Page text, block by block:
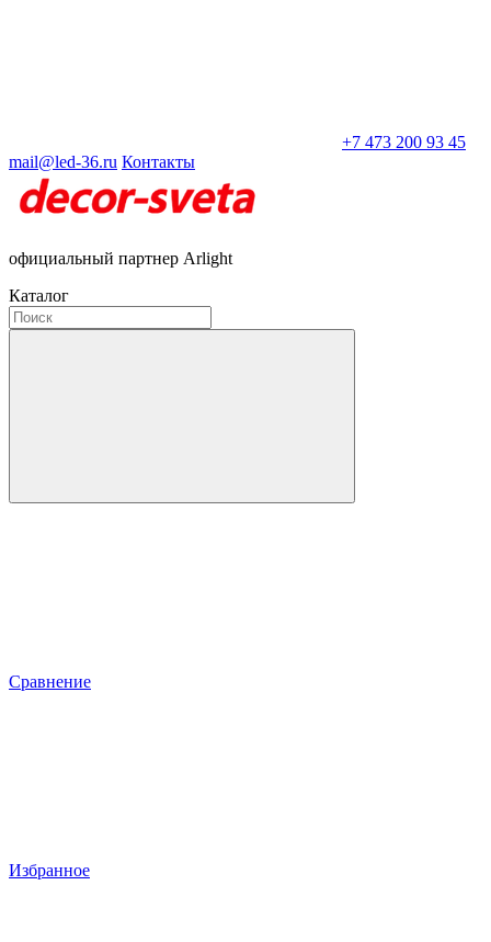
+7 473 200 93 45
mail@led-36.ru Контакты
официальный партнер Arlight
Каталог
Сравнение
Избранное